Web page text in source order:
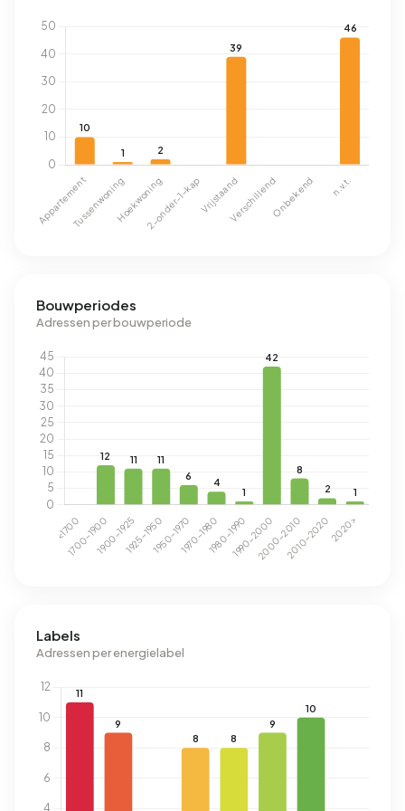
Bouwperiodes
Adressen per bouwperiode
Labels
Adressen per energielabel